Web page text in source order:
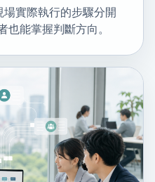
實際執行的步驟分開
也能掌握判斷方向。